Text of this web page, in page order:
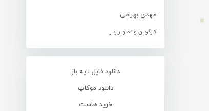
مهدی بهرامی
کارگردان و تصویربردار
دانلود فایل لایه باز
دانلود موکاپ
خرید هاست